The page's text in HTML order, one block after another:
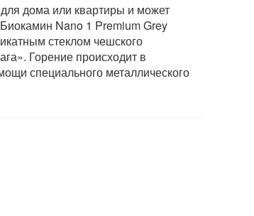
дома или квартиры и может
Nano 1 Premium Grey
стеклом чешского
Горение происходит в
специального металлического